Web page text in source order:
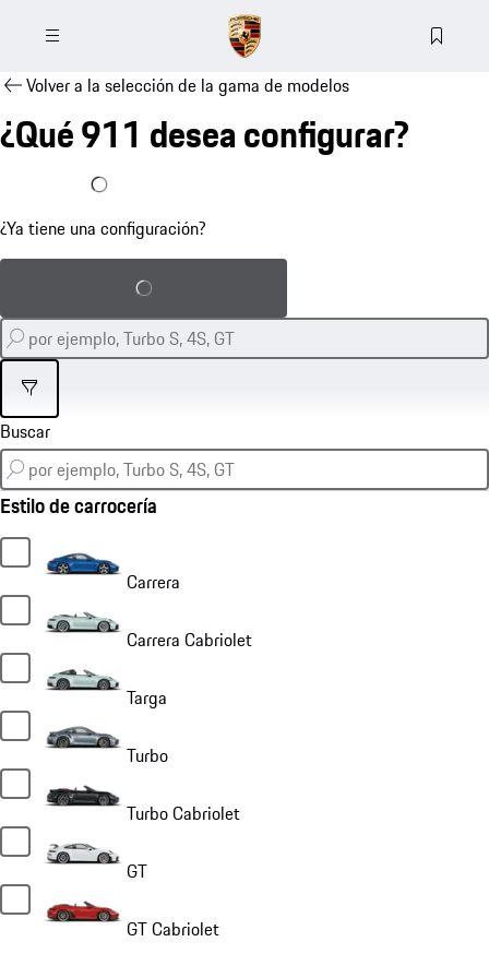
Volver a la selección de la gama de modelos
¿Qué 911 desea configurar?
Ya tengo una configuración
¿Ya tiene una configuración?
Cargar configuración guardada
Filtro
Estilo de carrocería
Carrera
Carrera Cabriolet
Targa
Turbo
Turbo Cabriolet
GT
GT Cabriolet